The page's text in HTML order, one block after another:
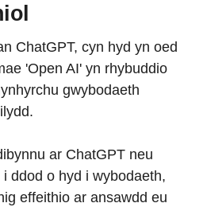
ChatGPT, cyn hyd yn oed
'Open AI' yn rhybuddio
gwybodaeth
ar ChatGPT neu
ddod o hyd i wybodaeth,
effeithio ar ansawdd eu